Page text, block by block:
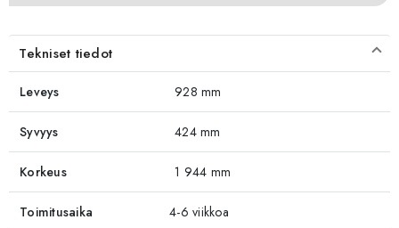
Tekniset tiedot
Leveys 928 mm
Syvyys 424 mm
Korkeus 1 944 mm
Toimitusaika 4-6 viikkoa